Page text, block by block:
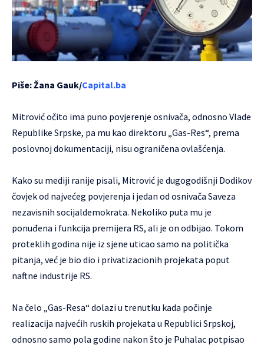
Piše: Žana Gauk/Capital.ba
Mitrović očito ima puno povjerenje osnivača, odnosno Vlade
Republike Srpske, pa mu kao direktoru „Gas-Res“, prema
poslovnoj dokumentaciji, nisu ograničena ovlašćenja.
Kako su mediji ranije pisali, Mitrović je dugogodišnji Dodikov
čovjek od najvećeg povjerenja i jedan od osnivača Saveza
nezavisnih socijaldemokrata. Nekoliko puta mu je
ponuđena i funkcija premijera RS, ali je on odbijao. Tokom
proteklih godina nije iz sjene uticao samo na politička
pitanja, već je bio dio i privatizacionih projekata poput
naftne industrije RS.
Na čelo „Gas-Resa“ dolazi u trenutku kada počinje
realizacija najvećih ruskih projekata u Republici Srpskoj,
odnosno samo pola godine nakon što je Puhalac potpisao